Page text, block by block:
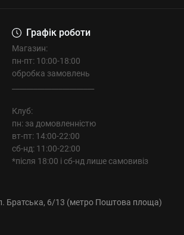
Графік роботи
Магазин:
пн-пт: 10:00-18:00
обробка замовлень
Клуб:
пн: за домовленністю
вт-пт: 14:00-22:00
сб-нд: 11:00-22:00
*після 18:00 і сб-нд лише самовивіз
Братська, 6/13 (метро Поштова площа)